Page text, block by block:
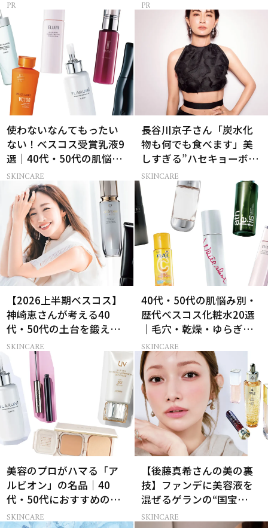
使わないなんてもったい
ない！ベスコス受賞乳液9
選｜40代・50代の肌悩み
別まとめ
SKINCARE
長谷川京子さん「炭水化
物も何でも食べます」美
しすぎる”ハセキョーボデ
ィ”を作る秘訣
SKINCARE
【2026上半期ベスコス】
神崎恵さんが考える40
代・50代の土台を鍛える
肌投資名品
SKINCARE
40代・50代の肌悩み別・
歴代ベスコス化粧水20選
｜毛穴・乾燥・ゆらぎな
ど
SKINCARE
美容のプロがハマる「ア
ルビオン」の名品｜40
代・50代におすすめのベ
スコス受賞コスメ
SKINCARE
【後藤真希さんの美の裏
技】ファンデに美容液を
混ぜるゲランの“国宝
級”ツヤ肌術
SKINCARE